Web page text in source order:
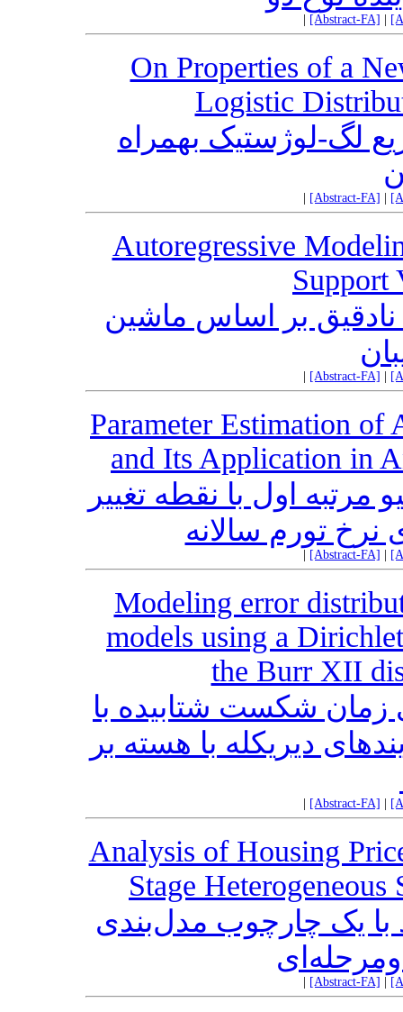
[Abstract-FA]
On Properties of a
Logistic
لگ-لوژستیک بهمراه
[Abstract-FA]
Autoregressive
Support
بر اساس ماشین
[Abstract-FA]
Parameter Estimation
and Its Application in
مرتبه اول با نقطه تغییر
تورم سالانه
[Abstract-FA]
Modeling error
models using a
the Burr XII
زمان شکست شتابیده با
دیریکله با هسته بر
[Abstract-FA]
Analysis of Housing
Stage
یک چارچوب مدل‌بندی
[Abstract-FA]